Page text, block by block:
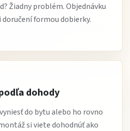
určená na každodenné
jemnou handričkou.
obľúbili
Žiadny problém. Objednávku
formou dobierky.
dohody
do bytu alebo ho rovno
si viete dohodnúť ako